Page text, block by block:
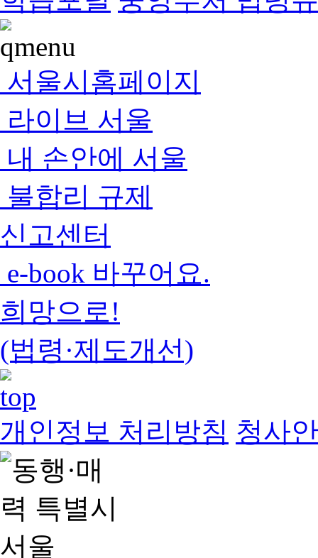
서울시홈페이지
라이브 서울
내 손안에 서울
불합리 규제
신고센터
e-book 바꾸어요.
희망으로!
(법령·제도개선)
개인정보 처리방침 청사